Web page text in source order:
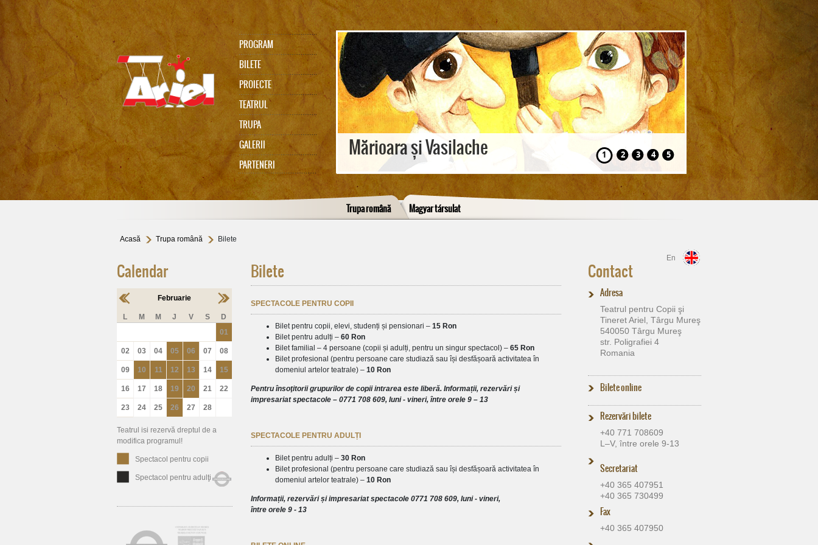
PROGRAM
BILETE
PROIECTE
TEATRUL
TRUPA
GALERII
PARTENERI
75
memoriam Gabi Cadariu
Mărioara și Vasilache Hansel și Gretel
1 2 3 4 5
Trupa română Magyar társulat
Acasă Trupa română Bilete
En
Calendar
Februarie
L M M J V S
D
01
02 03 04 05 06 07 08
09 10 11 12 13 14 15
16 17 18 19 20 21 22
23 24 25 26 27 28
Teatrul isi rezervă dreptul de a
modifica programul!
Spectacol pentru copii
Spectacol pentru adulţi
Bilete
SPECTACOLE PENTRU COPII
Bilet pentru copii, elevi, studenți și pensionari – 15 Ron
Bilet pentru adulți – 60 Ron
Bilet familial – 4 persoane (copii și adulți, pentru un singur spectacol) – 65 Ron
Bilet profesional (pentru persoane care studiază sau își desfășoară activitatea în
domeniul artelor teatrale) – 10 Ron
Pentru însoţitorii grupurilor de copii intrarea este liberă. Informații, rezervări și
impresariat spectacole – 0771 708 609, luni - vineri, între orele 9 – 13
SPECTACOLE PENTRU ADULȚI
Bilet pentru adulți – 30 Ron
Bilet profesional (pentru persoane care studiază sau își desfășoară activitatea în
domeniul artelor teatrale) – 10 Ron
Informații, rezervări și impresariat spectacole 0771 708 609, luni - vineri,
între orele 9 - 13
Contact
Adresa
Teatrul pentru Copii şi
Tineret Ariel, Târgu Mureş
540050 Târgu Mureş
str. Poligrafiei 4
Romania
Bilete online
Rezervări bilete
+40 771 708609
L–V, între orele 9-13
Secretariat
+40 365 407951
+40 365 730499
Fax
+40 365 407950